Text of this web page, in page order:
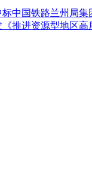
中国铁路兰州局
推进资源型地区